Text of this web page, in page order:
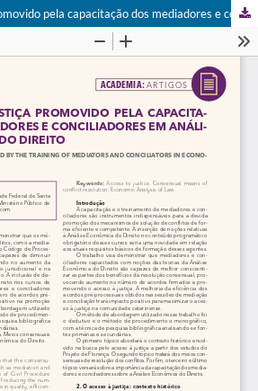
O acesso à justiça promovido pela capacitação dos mediadores e conciliadores em Análise Econômica do Direito